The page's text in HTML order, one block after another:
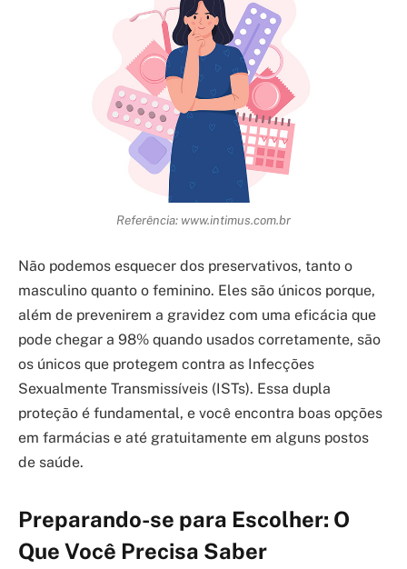
Referência: www.intimus.com.br
Não podemos esquecer dos preservativos, tanto o
masculino quanto o feminino. Eles são únicos porque,
além de prevenirem a gravidez com uma eficácia que
pode chegar a 98% quando usados corretamente, são
os únicos que protegem contra as Infecções
Sexualmente Transmissíveis (ISTs). Essa dupla
proteção é fundamental, e você encontra boas opções
em farmácias e até gratuitamente em alguns postos
de saúde.
Preparando-se para Escolher: O
Que Você Precisa Saber